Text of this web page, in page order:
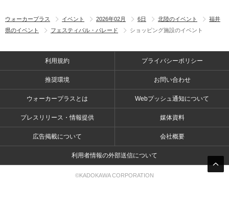
ウォーカープラス イベント 2026年02月 6日 北陸のイベント
福井
県のイベント
フェスティバル・パレード ショッピング施設のイベント
利用規約 プライバシーポリシー
推奨環境 お問い合わせ
ウォーカープラスとは Webプッシュ通知について
プレスリリース・情報提供 媒体資料
広告掲載について 会社概要
利用者情報の外部送信について
©KADOKAWA CORPORATION